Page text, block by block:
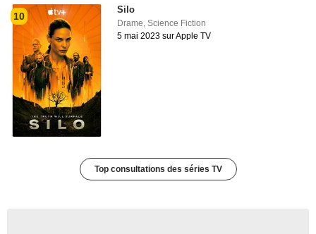
10
Silo
Drame,Science Fiction
5 mai 2023 sur Apple TV
Top consultations des séries TV